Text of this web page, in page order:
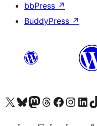
bbPress ↗
BuddyPress ↗
ကျွန်ုပ်တို့၏ X (ယခင် Twitter) အကောင့်သို့ သွားရောက်ကြည့်ရှုပါကျွန်ုပ်တို့၏ Bluesky အကောင့်သို့ ဝင်ရောက်ကြည့်ရှုရန်
ကျွန်ုပ်တို့၏ Mastodon အကောင့်သို့ သွားရောက်ကြည့်ရှုပါကျွန်ုပ်တို့၏ Threads အကောင့်သို့ ဝင်ရောက်ကြည့်ရှုရန်
ကျွန်ုပ်တို့၏ Facebook စာမျက်နှာသို့ သွားရောက်ကြည့်ရှုပါကျွန်ုပ်တို့၏ Instagram အကောင့်သို့ သွားရောက်ကြည့်ရှုပါ ကျွန်ုပ်တို့၏ LinkedIn အကောင့်သို့ သွားရောက်ကြည့်ရှုပါကျွန်ုပ်တို့၏